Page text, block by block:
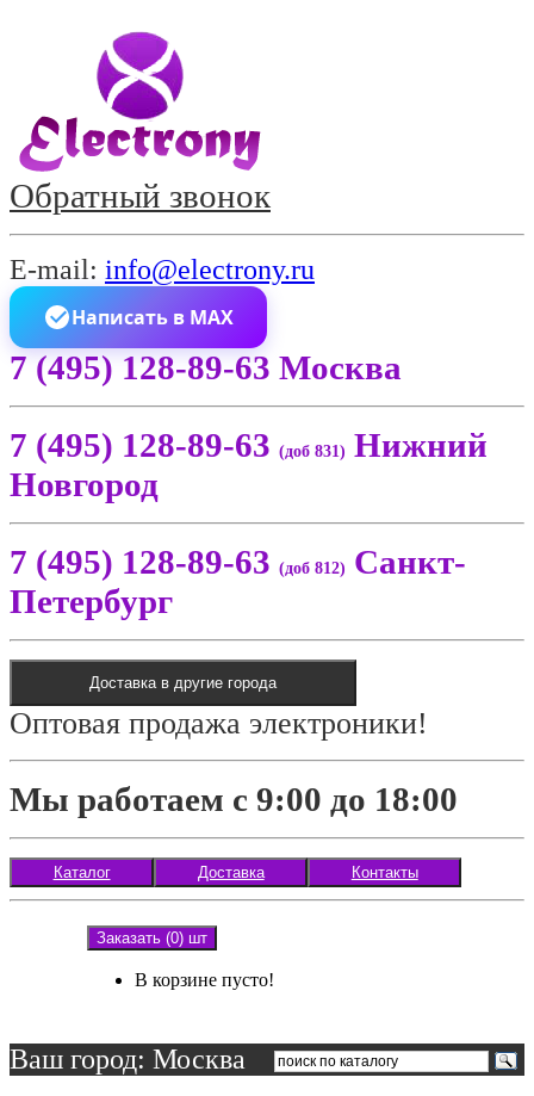
Обратный звонок
E-mail: info@electrony.ru
Написать в MAX
7 (495) 128-89-63 Москва
7 (495) 128-89-63 (доб 831) Нижний
Новгород
7 (495) 128-89-63 (доб 812) Санкт-
Петербург
Доставка в другие города
Оптовая продажа электроники!
Мы работаем с 9:00 до 18:00
Каталог Доставка Контакты
Заказать (0) шт
В корзине пусто!
Ваш город: Москва